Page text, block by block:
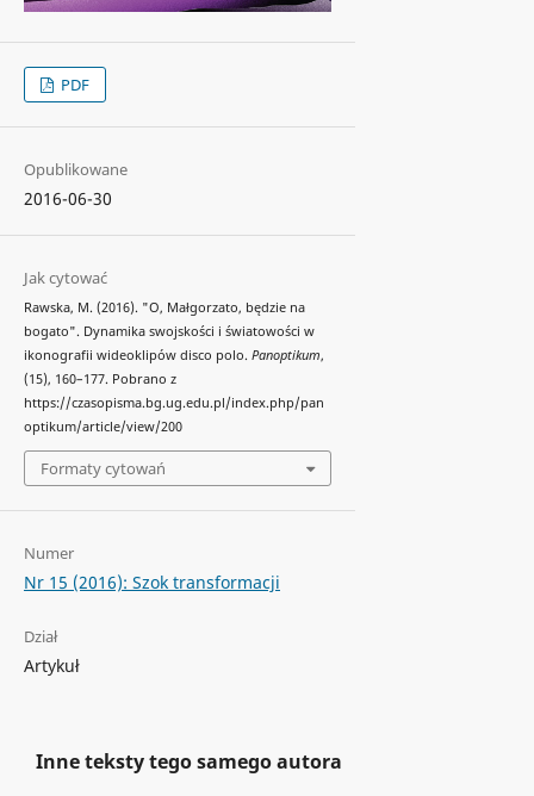
PDF
Opublikowane
2016-06-30
Jak cytować
Rawska, M. (2016). "O, Małgorzato, będzie na
bogato". Dynamika swojskości i światowości w
ikonografii wideoklipów disco polo. Panoptikum,
(15), 160–177. Pobrano z
https://czasopisma.bg.ug.edu.pl/index.php/pan
optikum/article/view/200
Formaty cytowań
Numer
Nr 15 (2016): Szok transformacji
Dział
Artykuł
Inne teksty tego samego autora